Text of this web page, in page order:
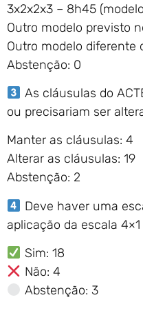
3x2x2x3 – 8h45
Outro modelo previsto
Outro modelo diferente
Abstenção: 0
As cláusulas do
ou precisariam ser
Manter as cláusulas: 4
Alterar as cláusulas: 19
Abstenção: 2
Deve haver uma
aplicação da escala 4×1
Sim: 18
Não: 4
Abstenção: 3